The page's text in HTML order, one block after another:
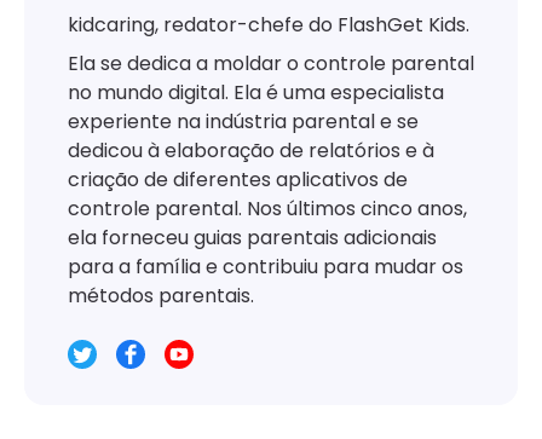
kidcaring, redator-chefe do FlashGet Kids.
Ela se dedica a moldar o controle parental
no mundo digital. Ela é uma especialista
experiente na indústria parental e se
dedicou à elaboração de relatórios e à
criação de diferentes aplicativos de
controle parental. Nos últimos cinco anos,
ela forneceu guias parentais adicionais
para a família e contribuiu para mudar os
métodos parentais.